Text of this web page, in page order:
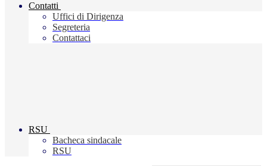
Contatti
Uffici di Dirigenza
Segreteria
Contattaci
RSU
Bacheca sindacale
RSU